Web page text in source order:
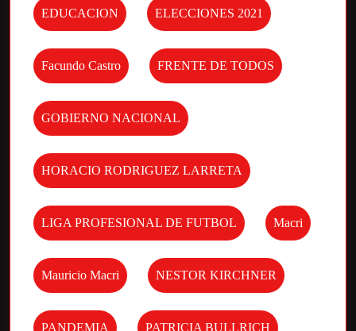
EDUCACION ELECCIONES 2021
Facundo Castro FRENTE DE TODOS
GOBIERNO NACIONAL
HORACIO RODRIGUEZ LARRETA
LIGA PROFESIONAL DE FUTBOL Macri
Mauricio Macri NESTOR KIRCHNER
PANDEMIA PATRICIA BULLRICH